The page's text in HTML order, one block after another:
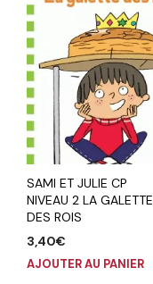
SAMI ET JULIE CP
NIVEAU 2 LA GALETTE
DES ROIS
3,40€
AJOUTER AU PANIER